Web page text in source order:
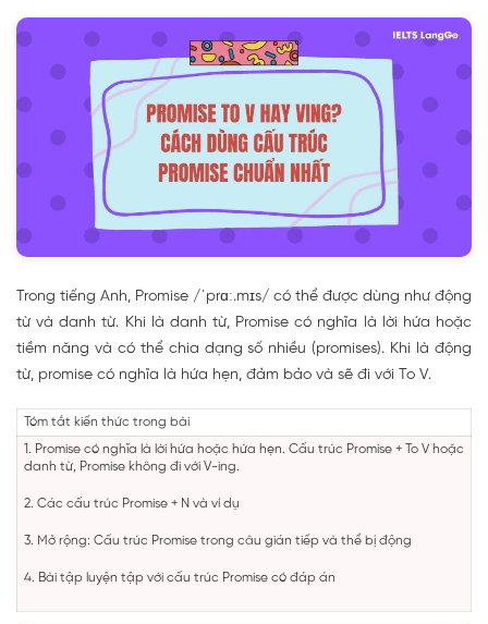
Trong tiếng Anh, Promise /ˈprɑː.mɪs/ có thể được dùng như động
từ và danh từ. Khi là danh từ, Promise có nghĩa là lời hứa hoặc
tiềm năng và có thể chia dạng số nhiều (promises). Khi là động
từ, promise có nghĩa là hứa hẹn, đảm bảo và sẽ đi với To V.
Tóm tắt kiến thức trong bài
1. Promise có nghĩa là lời hứa hoặc hứa hẹn. Cấu trúc Promise + To V hoặc
danh từ, Promise không đi với V-ing.
2. Các cấu trúc Promise + N và ví dụ
3. Mở rộng: Cấu trúc Promise trong câu gián tiếp và thể bị động
4. Bài tập luyện tập với cấu trúc Promise có đáp án